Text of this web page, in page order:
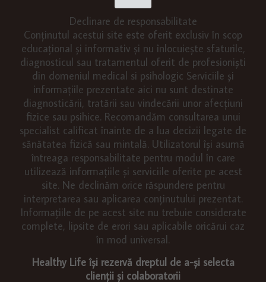
Declinare de responsabilitate
Conținutul acestui site este oferit exclusiv în scop
educațional și informativ și nu înlocuiește sfaturile,
diagnosticul sau tratamentul oferit de profesioniști
din domeniul medical si psihologic Serviciile și
informațiile prezentate aici nu sunt destinate
diagnosticării, tratării sau vindecării unor afecțiuni
fizice sau psihice. Recomandăm consultarea unui
specialist calificat înainte de a lua decizii legate de
sănătatea fizică sau mintală. Utilizatorul își asumă
întreaga responsabilitate pentru modul în care
utilizează informațiile și serviciile oferite pe acest
site. Ne declinăm orice răspundere pentru
interpretarea sau aplicarea conținutului prezentat.
Informațiile de pe acest site nu trebuie considerate
complete, lipsite de erori sau aplicabile oricărui caz
în mod universal.
Healthy Life își rezervă dreptul de a-și selecta
clienții și colaboratorii